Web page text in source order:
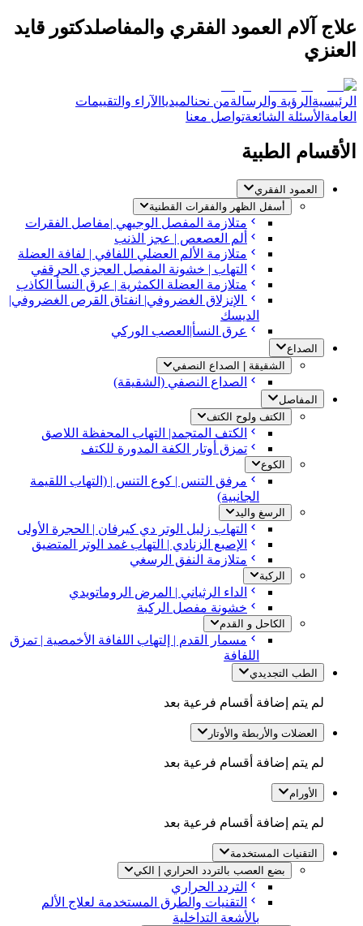
علاج آلام العمود الفقري والمفاصلدكتور قايد
العنزي
الرئيسية الرؤية والرسالةمن نحنالميديا الآراء والتقييمات
العامة الأسئلة الشائعةتواصل معنا
الأقسام الطبية
العمود الفقري
أسفل الظهر والفقرات القطنية
متلازمة المفصل الوجيهي |مفاصل الفقرات
ألم العصعص | عجز الذنب
متلازمة الألم العضلي اللفافي | لفافة العضلة
التهاب | خشونة المفصل العجزي الحرقفي
متلازمة العضلة الكمثرية | عرق النسأ الكاذب
الإنزلاق الغضروفي| انفتاق القرص الغضروفي|
الديسك
عرق النسأ|العصب الوركي
الصداع
الشقيقة | الصداع النصفي
الصداع النصفي (الشقيقة)
المفاصل
الكتف ولوح الكتف
الكتف المتجمد| التهاب المحفظة اللاصق
تمزق أوتار الكفة المدورة للكتف
الكوع
مرفق التنس | كوع التنس | (التهاب اللقيمة
الجانبية)
الرسغ واليد
التهاب زليل الوتر دي كيرفان | الحجرة الأولى
الإصبع الزنادي | التهاب غمد الوتر المتضيق
متلازمة النفق الرسغي
الركبة
الداء الرثياني | المرض الروماتويدي
خشونة مفصل الركبة
الكاحل و القدم
مسمار القدم | إلتهاب اللفافة الأخمصية | تمزق
اللفافة
الطب التجديدي
لم يتم إضافة أقسام فرعية بعد
العضلات والأربطة والأوتار
لم يتم إضافة أقسام فرعية بعد
الأورام
لم يتم إضافة أقسام فرعية بعد
التقنيات المستخدمة
بضع العصب بالتردد الحراري | الكي
التردد الحراري
التقنيات والطرق المستخدمة لعلاج الألم
بالأشعة التداخلية